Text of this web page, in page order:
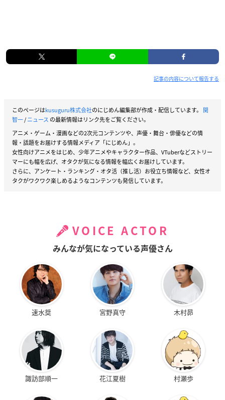
記事の内容について報告する
このページはkusuguru株式会社のにじめん編集部が作成・配信しています。 関
智一/ニュース の最新情報はリンク先をご覧ください。
アニメ・ゲーム・漫画などの2次元コンテンツや、声優・舞台・俳優などの情
報・話題をお届けする情報メディア「にじめん」。
女性向けアニメをはじめ、少年アニメやキャラクター作品、VTuberなどストリー
マーにも幅を広げ、オタクが気になる情報を幅広くお届けしています。
さらに、アンケート・ランキング・オタ活（推し活）お役立ち情報など、女性オ
タクがワクワク楽しめるようなコンテンツも発信しています。
VOICE ACTOR
みんなが気になっている声優さん
速水奨 宮野真守 木村昴
諏訪部順一 花江夏樹 村瀬歩